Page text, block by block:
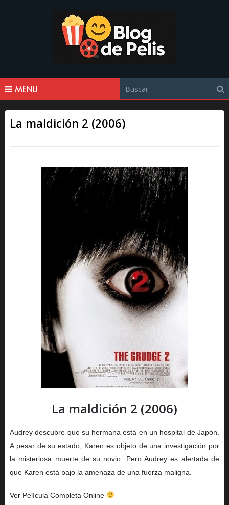
MENU
La maldición 2 (2006)
La maldición 2 (2006)
Audrey descubre que su hermana está en un hospital de Japón.
A pesar de su estado, Karen es objeto de una investigación por
la misteriosa muerte de su novio. Pero Audrey es alertada de
que Karen está bajo la amenaza de una fuerza maligna.
Ver Película Completa Online